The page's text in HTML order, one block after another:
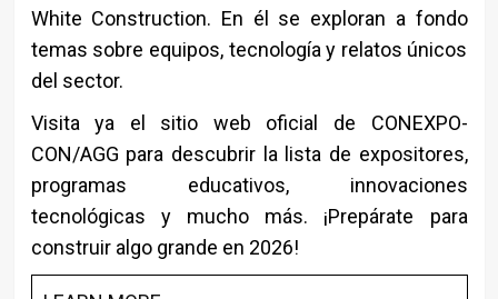
White Construction. En él se exploran a fondo
temas sobre equipos, tecnología y relatos únicos
del sector.
Visita ya el sitio web oficial de CONEXPO-
CON/AGG para descubrir la lista de expositores,
programas educativos, innovaciones
tecnológicas y mucho más. ¡Prepárate para
construir algo grande en 2026!